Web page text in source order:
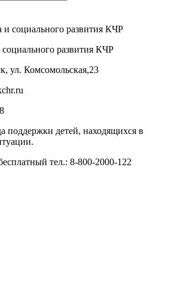
развития КЧР
ул. Комсомольская,23
поддержки детей, находящихся в
тел.: 8-800-2000-122